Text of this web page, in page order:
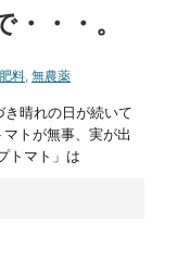
・・。
料, 無農薬
晴れの日が続いて
トが無事、実が出
トマト」は